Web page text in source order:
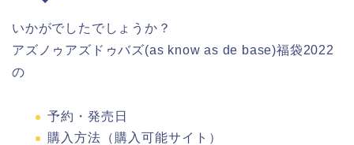
いかがでしたでしょうか？
アズノゥアズドゥバズ(as know as de base)福袋2022
の
予約・発売日
購入方法（購入可能サイト）